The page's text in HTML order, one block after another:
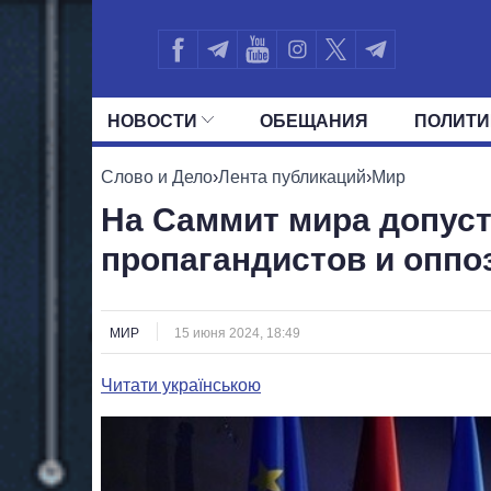
НОВОСТИ ОБЕЩАНИЯ
ВСЕ ПОЛИТИКИ ПРЕЗИДЕНТ И
Слово и Дело›Лента публикаций›Мир
На Саммит мира
пропагандистов и
МИР 15 июня 2024, 18:49
Читати українською